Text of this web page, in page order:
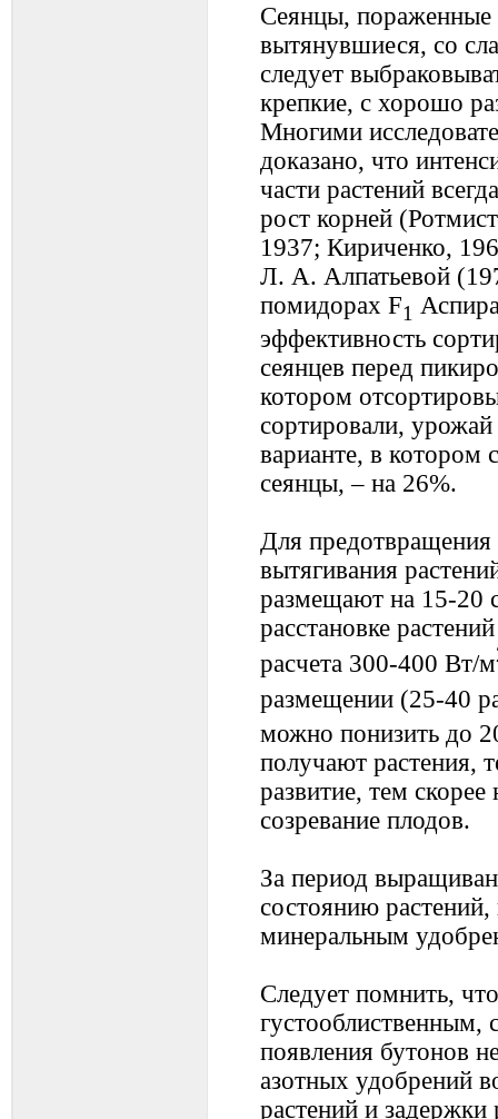
Сеянцы, пораженные
вытянувшиеся, со
следует
крепкие, с хорошо
Многими
доказано, что
части растений
рост корней
1937; Кириченко,
Л. А. Алпатьевой
помидорах F1
эффективность
сеянцев перед
котором
сортировали,
варианте, в котором
сеянцы, – на 26%.
Для предотвращения
вытягивания
размещают на 15-20
расстановке
расчета 300-400 Вт/м
размещении (25-40
можно понизить до
получают растения,
развитие, тем скорее
созревание плодов.
За период
состоянию
минеральным
Следует помнить,
густооблиственным,
появления бутонов
азотных удобрений
растений и задержки